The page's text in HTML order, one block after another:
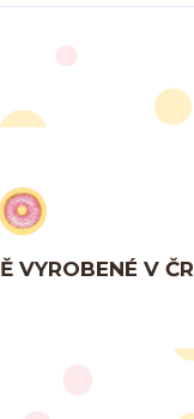
VYROBENÉ V ČR